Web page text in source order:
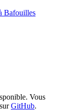
Bafouilles
Vous
GitHub.